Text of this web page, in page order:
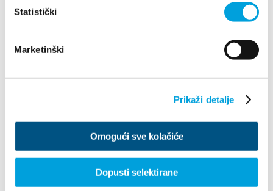
Statistički
Marketinški
Prikaži detalje
Omogući sve kolačiće
Dopusti selektirane
Villa Nika, Kamberovo šetalište 30
Indicazioni